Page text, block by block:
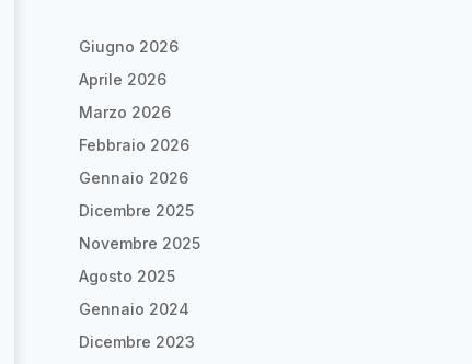
Giugno 2026
Aprile 2026
Marzo 2026
Febbraio 2026
Gennaio 2026
Dicembre 2025
Novembre 2025
Agosto 2025
Gennaio 2024
Dicembre 2023